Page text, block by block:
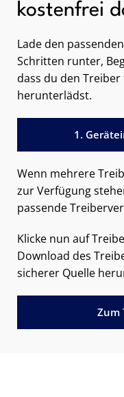
kostenfrei
Lade den
Schritten runter,
dass du den
herunterlädst.
1.
Wenn mehrere
zur Verfügung
passende
Klicke nun auf
Download des
sicherer Quelle
Zum